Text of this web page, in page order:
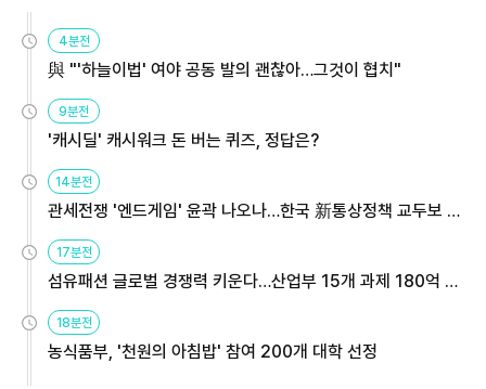
4분전
與 "'하늘이법' 여야 공동 발의 괜찮아…그것이 협치"
9분전
'캐시딜' 캐시워크 돈 버는 퀴즈, 정답은?
14분전
관세전쟁 '엔드게임' 윤곽 나오나…한국 新통상정책 교두보 활
용해야
17분전
섬유패션 글로벌 경쟁력 키운다…산업부 15개 과제 180억 지
원
18분전
농식품부, '천원의 아침밥' 참여 200개 대학 선정